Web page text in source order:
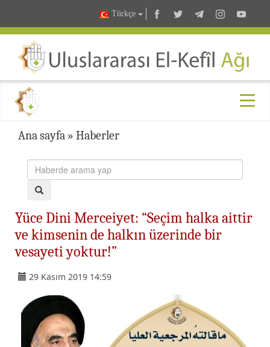
Türkçe
Ana sayfa » Haberler
Yüce Dini Merceiyet: “Seçim halka aittir
ve kimsenin de halkın üzerinde bir
vesayeti yoktur!”
29 Kasım 2019 14:59